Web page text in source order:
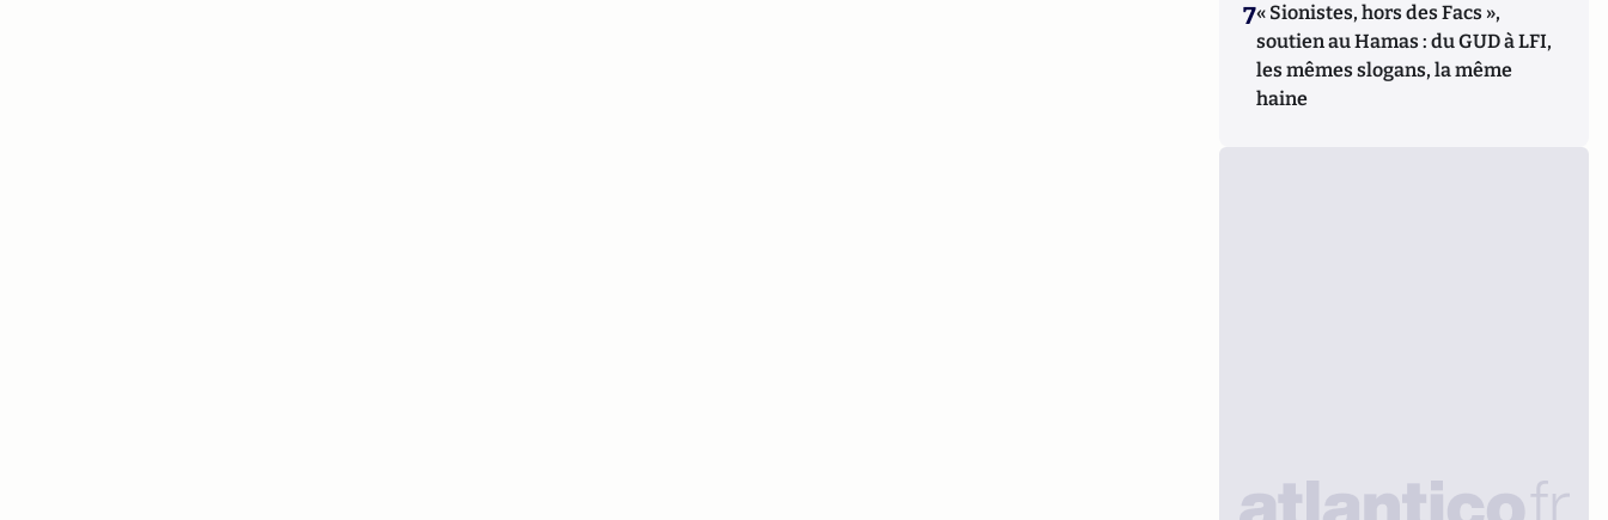
7« Sionistes, hors des Facs »,
soutien au Hamas : du GUD à LFI,
les mêmes slogans, la même
haine